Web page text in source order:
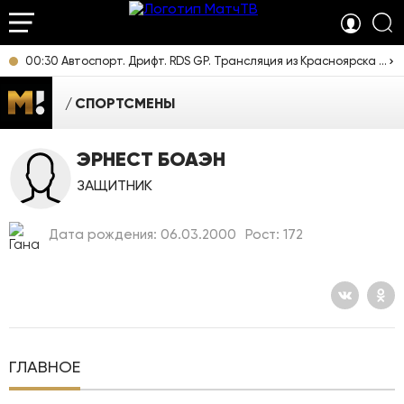
00:30 Автоспорт. Дрифт. RDS GP. Трансляция из Красноярска [6+]
СПОРТСМЕНЫ
ЭРНЕСТ БОАЭН
ЗАЩИТНИК
Дата рождения: 06.03.2000 Рост: 172
ГЛАВНОЕ